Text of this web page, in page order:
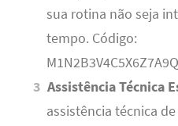
sua rotina não seja
tempo. Código:
Assistência Técnica
assistência técnica